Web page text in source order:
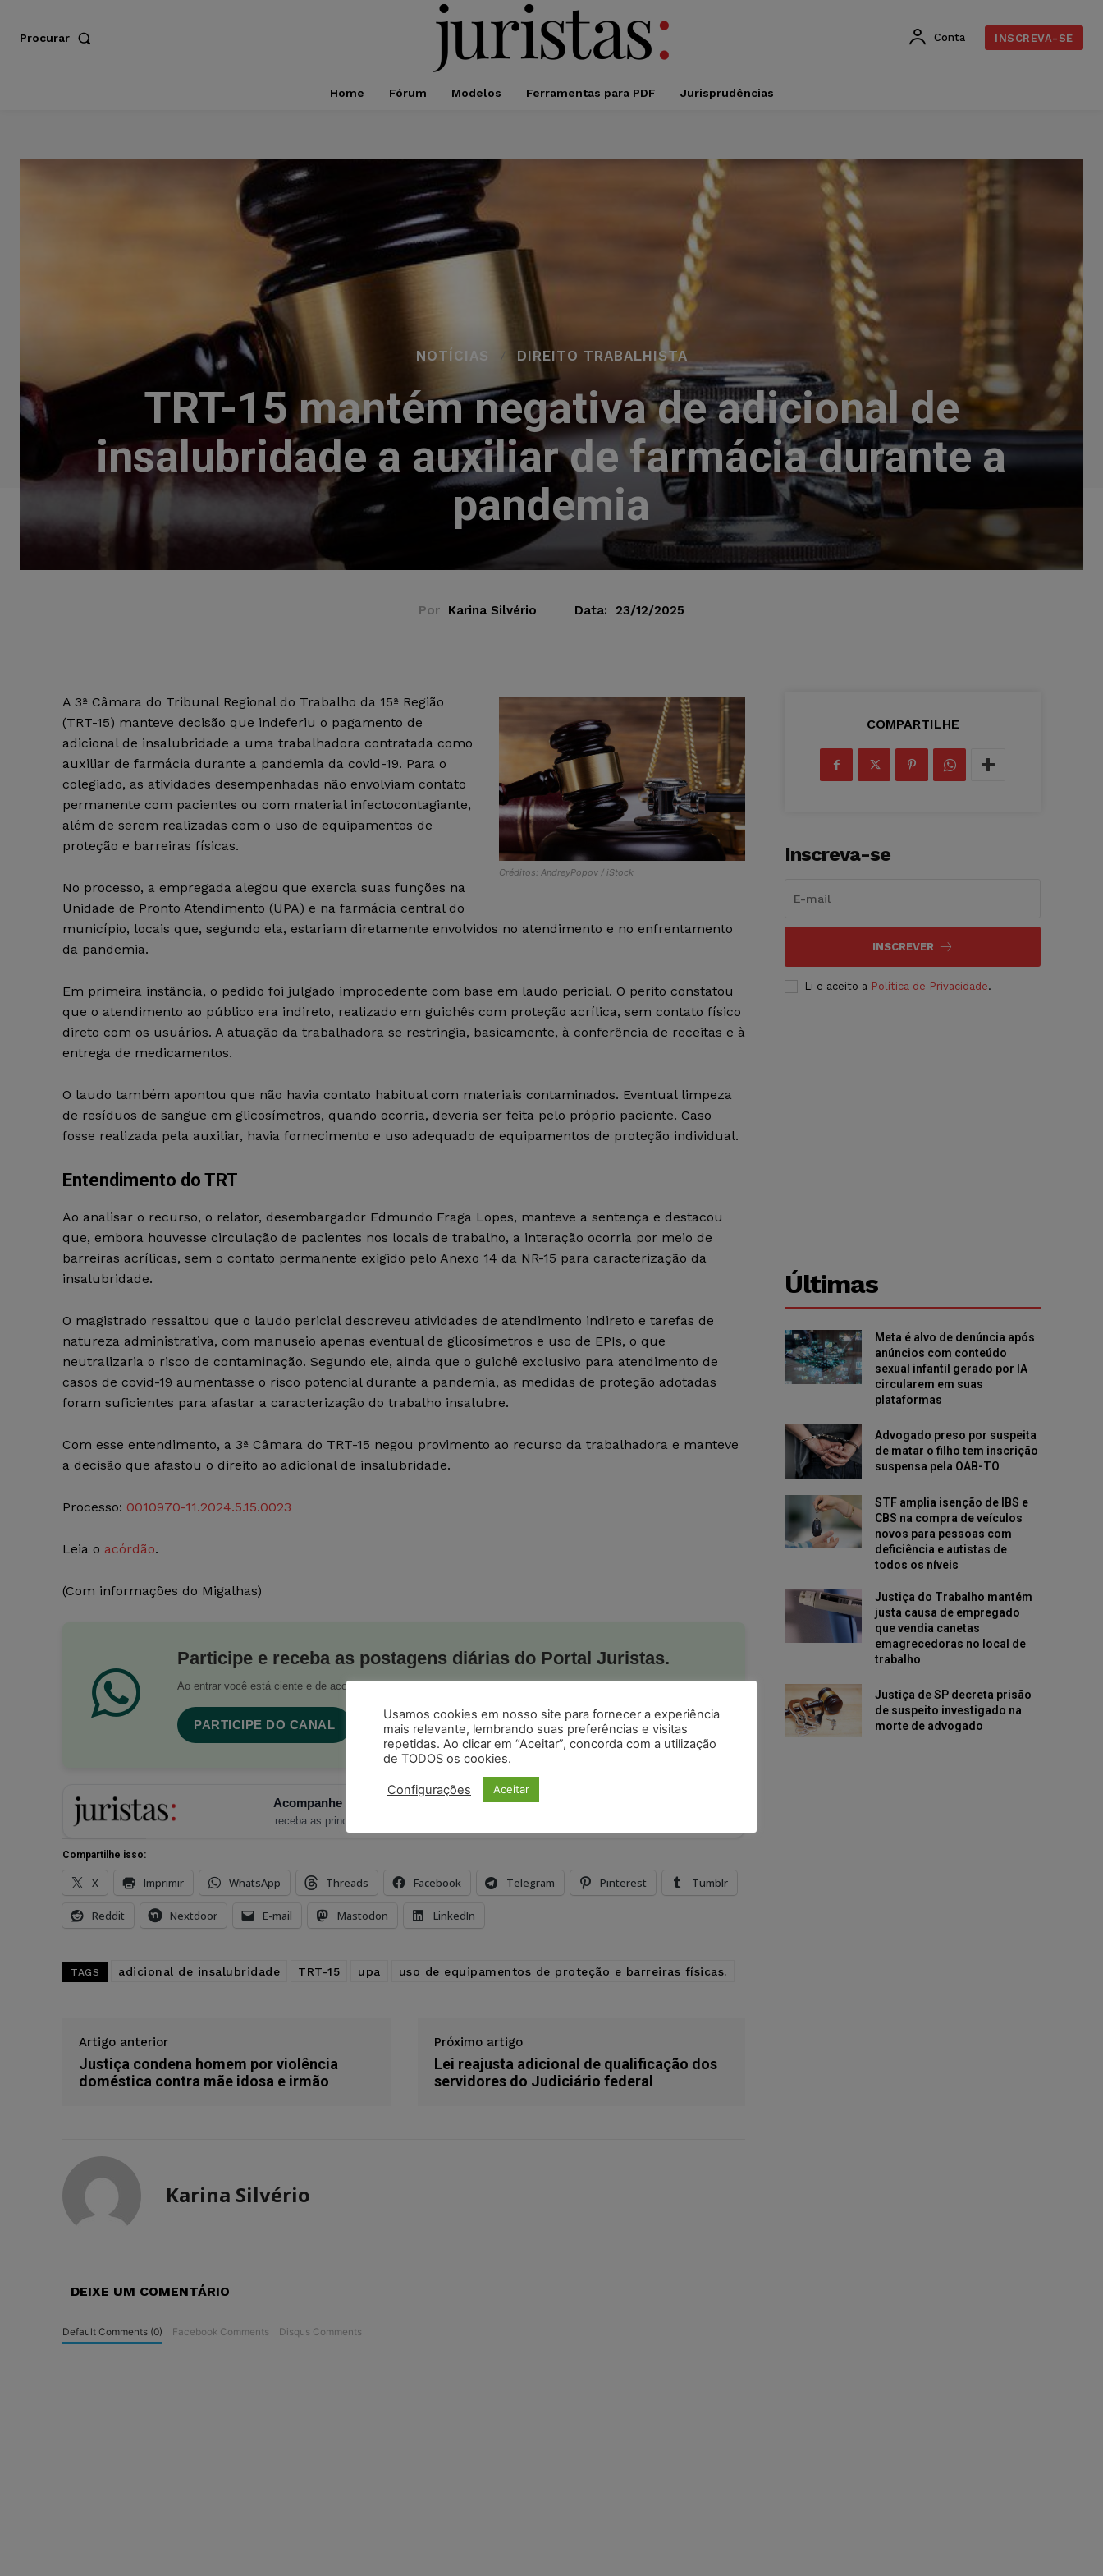
Procurar Conta INSCREVA-SE
Home Fórum Modelos Ferramentas para PDF Jurisprudências
NOTÍCIAS DIREITO TRABALHISTA
TRT-15 mantém negativa de adicional de
insalubridade a auxiliar de farmácia durante a
pandemia
Por Karina Silvério Data: 23/12/2025
Créditos: AndreyPopov / iStock
A 3ª Câmara do Tribunal Regional do Trabalho da 15ª Região
(TRT-15) manteve decisão que indeferiu o pagamento de
adicional de insalubridade a uma trabalhadora contratada como
auxiliar de farmácia durante a pandemia da covid-19. Para o
colegiado, as atividades desempenhadas não envolviam contato
permanente com pacientes ou com material infectocontagiante,
além de serem realizadas com o uso de equipamentos de
proteção e barreiras físicas.
No processo, a empregada alegou que exercia suas funções na
Unidade de Pronto Atendimento (UPA) e na farmácia central do
município, locais que, segundo ela, estariam diretamente envolvidos no atendimento e no enfrentamento
da pandemia.
Em primeira instância, o pedido foi julgado improcedente com base em laudo pericial. O perito constatou
que o atendimento ao público era indireto, realizado em guichês com proteção acrílica, sem contato físico
direto com os usuários. A atuação da trabalhadora se restringia, basicamente, à conferência de receitas e à
entrega de medicamentos.
O laudo também apontou que não havia contato habitual com materiais contaminados. Eventual limpeza
de resíduos de sangue em glicosímetros, quando ocorria, deveria ser feita pelo próprio paciente. Caso
fosse realizada pela auxiliar, havia fornecimento e uso adequado de equipamentos de proteção individual.
Entendimento do TRT
Ao analisar o recurso, o relator, desembargador Edmundo Fraga Lopes, manteve a sentença e destacou
que, embora houvesse circulação de pacientes nos locais de trabalho, a interação ocorria por meio de
barreiras acrílicas, sem o contato permanente exigido pelo Anexo 14 da NR-15 para caracterização da
insalubridade.
O magistrado ressaltou que o laudo pericial descreveu atividades de atendimento indireto e tarefas de
natureza administrativa, com manuseio apenas eventual de glicosímetros e uso de EPIs, o que
neutralizaria o risco de contaminação. Segundo ele, ainda que o guichê exclusivo para atendimento de
casos de covid-19 aumentasse o risco potencial durante a pandemia, as medidas de proteção adotadas
foram suficientes para afastar a caracterização do trabalho insalubre.
Com esse entendimento, a 3ª Câmara do TRT-15 negou provimento ao recurso da trabalhadora e manteve
a decisão que afastou o direito ao adicional de insalubridade.
Processo: 0010970-11.2024.5.15.0023
Leia o acórdão.
(Com informações do Migalhas)
Participe e receba as postagens diárias do Portal Juristas.
Ao entrar você está ciente e de acordo com os
PARTICIPE DO CANAL
Acompanhe o Juristas no Google News
receba as principais notícias jurídicas do Brasil
Compartilhe isso:
X Imprimir WhatsApp Threads Facebook Telegram Pinterest Tumblr
Reddit Nextdoor E-mail Mastodon LinkedIn
TAGS adicional de insalubridade TRT-15 upa uso de equipamentos de proteção e barreiras físicas.
Artigo anterior
Justiça condena homem por violência
doméstica contra mãe idosa e irmão
Próximo artigo
Lei reajusta adicional de qualificação dos
servidores do Judiciário federal
Karina Silvério
DEIXE UM COMENTÁRIO
Default Comments (0) Facebook Comments Disqus Comments
COMPARTILHE
Inscreva-se
INSCREVER
Li e aceito a Política de Privacidade.
Últimas
Meta é alvo de denúncia após
anúncios com conteúdo
sexual infantil gerado por IA
circularem em suas
plataformas
Advogado preso por suspeita
de matar o filho tem inscrição
suspensa pela OAB-TO
STF amplia isenção de IBS e
CBS na compra de veículos
novos para pessoas com
deficiência e autistas de
todos os níveis
Justiça do Trabalho mantém
justa causa de empregado
que vendia canetas
emagrecedoras no local de
trabalho
Justiça de SP decreta prisão
de suspeito investigado na
morte de advogado
Usamos cookies em nosso site para fornecer a experiência
mais relevante, lembrando suas preferências e visitas
repetidas. Ao clicar em “Aceitar”, concorda com a utilização
de TODOS os cookies.
Configurações Aceitar